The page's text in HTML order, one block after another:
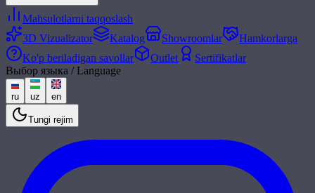
Mahsulotlarni taqqoslash
3D Vizualizator
Katalog Showroomlar
Hamkorlarga
Ko'p beriladigan savollar
Outlet
Sertifikatlar
Выбор языка / Language
ru uz en
Tungi rejim